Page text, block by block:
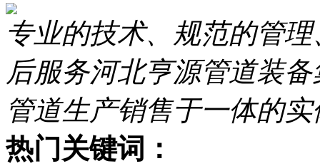
专业的技术、规范的管
后服务河北亨源管道装
管道生产销售于一体的
热门关键词：